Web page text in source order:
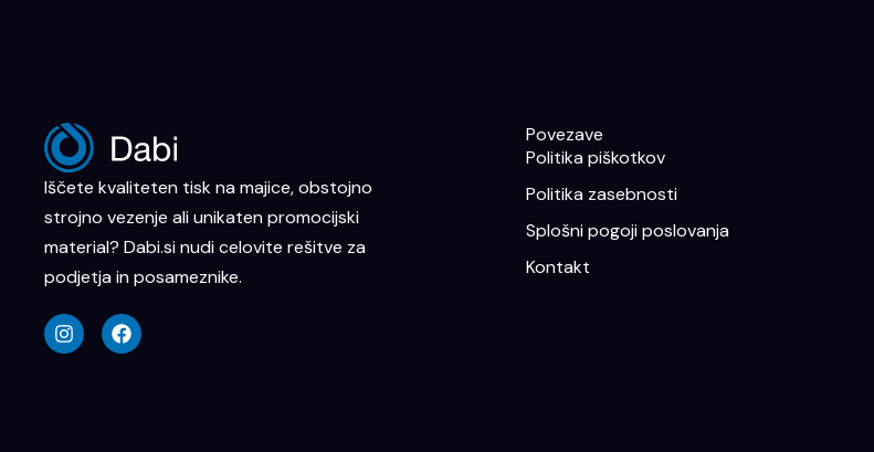
Iščete kvaliteten tisk na majice, obstojno
strojno vezenje ali unikaten promocijski
material? Dabi.si nudi celovite rešitve za
podjetja in posameznike.
n
s
t
a
c
e
Povezave
Politika piškotkov
Politika zasebnosti
Splošni pogoji poslovanja
Kontakt